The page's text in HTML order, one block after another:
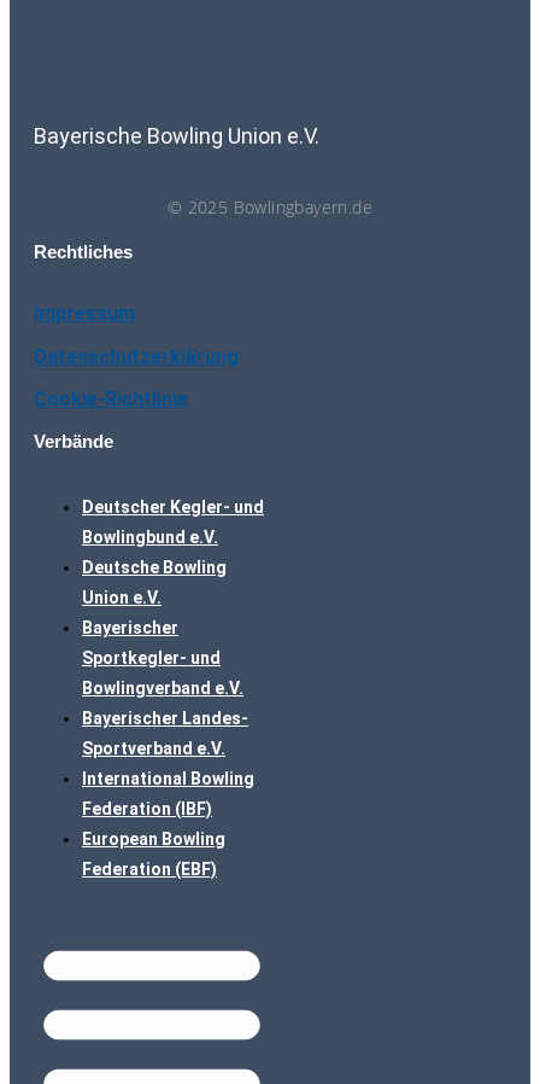
Bayerische Bowling Union e.V.
© 2025 Bowlingbayern.de
Rechtliches
Impressum
Datenschutzerklärung
Cookie-Richtlinie
Verbände
Deutscher Kegler- und
Bowlingbund e.V.
Deutsche Bowling
Union e.V.
Bayerischer
Sportkegler- und
Bowlingverband e.V.
Bayerischer Landes-
Sportverband e.V.
International Bowling
Federation (IBF)
European Bowling
Federation (EBF)